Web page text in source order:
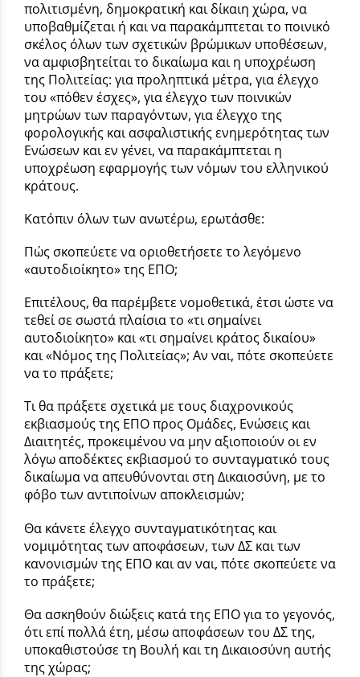
πολιτισμένη, δημοκρατική και δίκαιη χώρα, να
υποβαθµίζεται ή και να παρακάµπτεται το ποινικό
σκέλος όλων των σχετικών βρώµικων υποθέσεων,
να αµφισβητείται το δικαίωµα και η υποχρέωση
της Πολιτείας: για προληπτικά µέτρα, για έλεγχο
του «πόθεν έσχες», για έλεγχο των ποινικών
µητρώων των παραγόντων, για έλεγχο της
φορολογικής και ασφαλιστικής ενηµερότητας των
Ενώσεων και εν γένει, να παρακάμπτεται η
υποχρέωση εφαρµογής των νόµων του ελληνικού
κράτους.
Κατόπιν όλων των ανωτέρω, ερωτάσθε:
Πώς σκοπεύετε να οριοθετήσετε το λεγόμενο
«αυτοδιοίκητο» της ΕΠΟ;
Επιτέλους, θα παρέμβετε νομοθετικά, έτσι ώστε να
τεθεί σε σωστά πλαίσια το «τι σημαίνει
αυτοδιοίκητο» και «τι σημαίνει κράτος δικαίου»
και «Νόμος της Πολιτείας»; Αν ναι, πότε σκοπεύετε
να το πράξετε;
Τι θα πράξετε σχετικά με τους διαχρονικούς
εκβιασμούς της ΕΠΟ προς Ομάδες, Ενώσεις και
Διαιτητές, προκειμένου να μην αξιοποιούν οι εν
λόγω αποδέκτες εκβιασμού το συνταγματικό τους
δικαίωμα να απευθύνονται στη Δικαιοσύνη, με το
φόβο των αντιποίνων αποκλεισμών;
Θα κάνετε έλεγχο συνταγματικότητας και
νομιμότητας των αποφάσεων, των ΔΣ και των
κανονισμών της ΕΠΟ και αν ναι, πότε σκοπεύετε να
το πράξετε;
Θα ασκηθούν διώξεις κατά της ΕΠΟ για το γεγονός,
ότι επί πολλά έτη, μέσω αποφάσεων του ΔΣ της,
υποκαθιστούσε τη Βουλή και τη Δικαιοσύνη αυτής
της χώρας;